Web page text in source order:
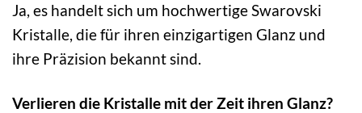
Ja, es handelt sich um hochwertige Swarovski
Kristalle, die für ihren einzigartigen Glanz und
ihre Präzision bekannt sind.
Verlieren die Kristalle mit der Zeit ihren Glanz?